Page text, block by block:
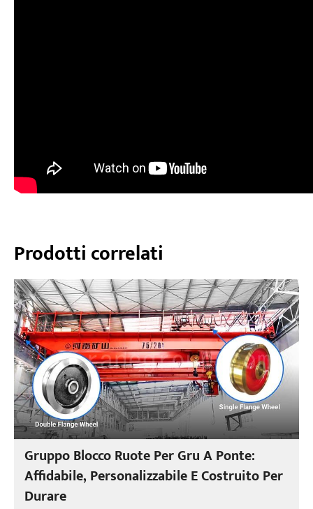
Prodotti correlati
Gruppo Blocco Ruote Per Gru A Ponte:
Affidabile, Personalizzabile E Costruito Per
Durare